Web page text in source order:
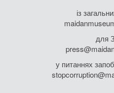
із
для
у питаннях